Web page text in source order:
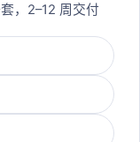
，2–12 周交付